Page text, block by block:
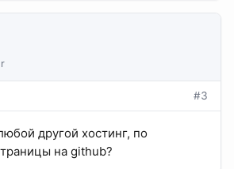
#3
другой хостинг, по
на github?